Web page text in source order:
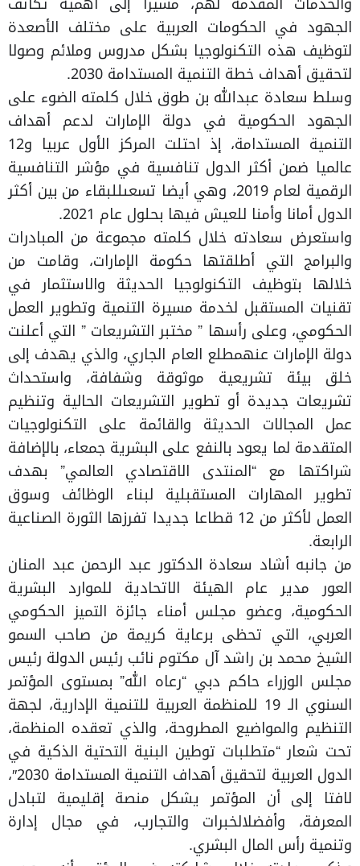
الجهود في الحكومات العربية على مختلف الأصعدة
لتوظيف هذه التكنولوجيا بشكل مدروس وملائم وصولا
لتحقيق أهداف خطة التنمية المستدامة 2030.
وسلط سعادة عبدالله بن طوق خلال كلمته الضوء على
الجهود الحكومية في دولة الإمارات لدعم أهداف
التنمية المستدامة، إذ احتلت المركز الأول عربيا و12
عالميا ضمن أكثر الدول تنافسية في مؤشر التنافسية
الرقمية لعام 2019، وهي أيضا تسعىللبقاء من بين أكثر
الدول أمانا وأمنا للعيش فيها بحلول عام 2021.
واستعرض سعادته خلال كلمته مجموعة من المبادرات
والبرامج التي أطلقتها حكومة الإمارات، وقامت من
خلالها بتوظيف التكنولوجيا الحديثة والاستثمار في
تقنيات المستقبل لخدمة مسيرة التنمية وتطوير العمل
الحكومي، وعلى رأسها ” مختبر التشريعات ” التي أعلنت
دولة الإمارات عنهمطلع العام الجاري، والذي يهدف إلى
خلق بيئة تشريعية موثوقة وشفافة، واستحداث
تشريعات جديدة أو تطوير التشريعات الحالية وتنظيم
عمل المجالات الحديثة والقائمة على التكنولوجيات
المتقدمة لما يعود بالنفع على البشرية جمعاء، بالإضافة
شراكتها مع “المنتدى الاقتصادي العالمي” بهدف
تطوير المهارات المستقبلية لبناء الوظائف وسوق
العمل لأكثر من 12 قطاعا جديدا تفرزها الثورة الصناعية
الرابعة.
من جانبه أشاد سعادة الدكتور عبد الرحمن عبد المنان
العور مدير عام الهيئة الاتحادية للموارد البشرية
الحكومية، وعضو مجلس أمناء جائزة التميز الحكومي
العربي، التي تحظى برعاية كريمة من صاحب السمو
الشيخ محمد بن راشد آل مكتوم نائب رئيس الدولة رئيس
مجلس الوزراء حاكم دبي “رعاه الله” بمستوى المؤتمر
السنوي الـ 19 للمنظمة العربية للتنمية الإدارية، لجهة
التنظيم والمواضيع المطروحة، والذي تعقده المنظمة،
تحت شعار “متطلبات توطين البنية التحتية الذكية في
الدول العربية لتحقيق أهداف التنمية المستدامة 2030″،
لافتا إلى أن المؤتمر يشكل منصة إقليمية لتبادل
المعرفة، وأفضلالخبرات والتجارب، في مجال إدارة
وتنمية رأس المال البشري.